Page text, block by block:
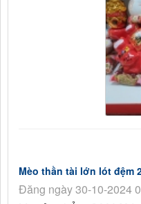
Mèo thần tài lớn lót đệm
Đăng ngày 30-10-2024